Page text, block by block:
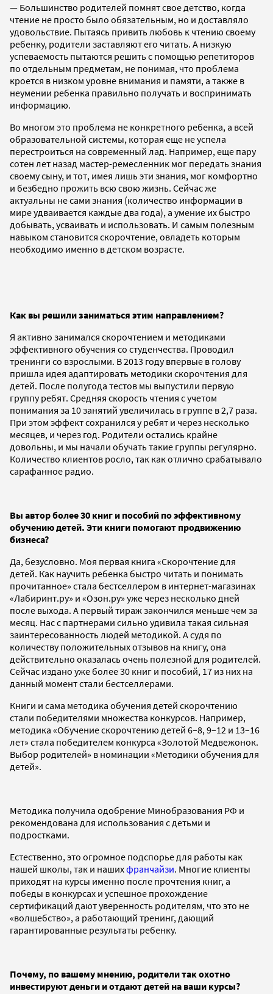
— Большинство родителей помнят свое детство, когда
чтение не просто было обязательным, но и доставляло
удовольствие. Пытаясь привить любовь к чтению своему
ребенку, родители заставляют его читать. А низкую
успеваемость пытаются решить с помощью репетиторов
по отдельным предметам, не понимая, что проблема
кроется в низком уровне внимания и памяти, а также в
неумении ребенка правильно получать и воспринимать
информацию.
Во многом это проблема не конкретного ребенка, а всей
образовательной системы, которая еще не успела
перестроиться на современный лад. Например, еще пару
сотен лет назад мастер-ремесленник мог передать знания
своему сыну, и тот, имея лишь эти знания, мог комфортно
и безбедно прожить всю свою жизнь. Сейчас же
актуальны не сами знания (количество информации в
мире удваивается каждые два года), а умение их быстро
добывать, усваивать и использовать. И самым полезным
навыком становится скорочтение, овладеть которым
необходимо именно в детском возрасте.
Как вы решили заниматься этим направлением?
Я активно занимался скорочтением и методиками
эффективного обучения со студенчества. Проводил
тренинги со взрослыми. В 2013 году впервые в голову
пришла идея адаптировать методики скорочтения для
детей. После полугода тестов мы выпустили первую
группу ребят. Средняя скорость чтения с учетом
понимания за 10 занятий увеличилась в группе в 2,7 раза.
При этом эффект сохранился у ребят и через несколько
месяцев, и через год. Родители остались крайне
довольны, и мы начали обучать такие группы регулярно.
Количество клиентов росло, так как отлично срабатывало
сарафанное радио.
Вы автор более 30 книг и пособий по эффективному
обучению детей. Эти книги помогают продвижению
бизнеса?
Да, безусловно. Моя первая книга «Скорочтение для
детей. Как научить ребенка быстро читать и понимать
прочитанное» стала бестселлером в интернет-магазинах
«Лабиринт.ру» и «Озон.ру» уже через несколько дней
после выхода. А первый тираж закончился меньше чем за
месяц. Нас с партнерами сильно удивила такая сильная
заинтересованность людей методикой. А судя по
количеству положительных отзывов на книгу, она
действительно оказалась очень полезной для родителей.
Сейчас издано уже более 30 книг и пособий, 17 из них на
данный момент стали бестселлерами.
Книги и сама методика обучения детей скорочтению
стали победителями множества конкурсов. Например,
методика «Обучение скорочтению детей 6–8, 9–12 и 13–16
лет» стала победителем конкурса «Золотой Медвежонок.
Выбор родителей» в номинации «Методики обучения для
детей».
Методика получила одобрение Минобразования РФ и
рекомендована для использования с детьми и
подростками.
Естественно, это огромное подспорье для работы как
нашей школы, так и нашихфранчайзи. Многие клиенты
приходят на курсы именно после прочтения книг, а
победы в конкурсах и успешное прохождение
сертификаций дают уверенность родителям, что это не
«волшебство», а работающий тренинг, дающий
гарантированные результаты ребенку.
Почему, по вашему мнению, родители так охотно
инвестируют деньги и отдают детей на ваши курсы?